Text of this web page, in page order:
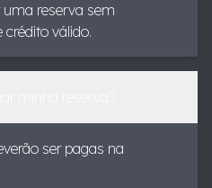
uma reserva sem
válido.
ser pagas na